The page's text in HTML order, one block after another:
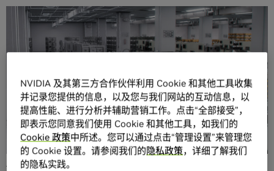
分享
COMPUTEX — 2023 年 5 月 29 日 —NVIDIA 于今日宣布，
全球各地的电子制造商正在使用新的综合参考工作流程来推
进其工业数字化进程。这套流程将融合 NVIDIA 的生成式
AI、3D 协作、仿真模拟和自主机器技术。
NVIDIA 及其第三方合作伙伴利用 Cookie 和其他工具收集
并记录您提供的信息，以及您与我们网站的互动信息，以
提高性能、进行分析并辅助营销工作。点击“全部接受”，
即表示您同意我们使用 Cookie 和其他工具，如我们的
Cookie 政策中所述。您可以通过点击“管理设置”来管理您
的 Cookie 设置。请参阅我们的隐私政策，详细了解我们
的隐私实践。